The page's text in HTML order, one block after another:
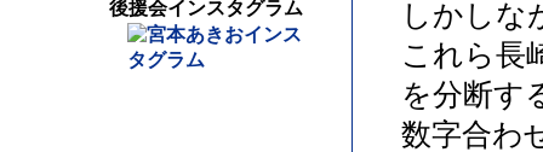
後援会インスタグラム
しかしな
これら長
を分断す
数字合わ